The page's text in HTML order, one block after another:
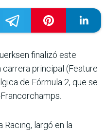
finalizó este
carrera principal (Feature
de Fórmula 2, que se
Racing, largó en la